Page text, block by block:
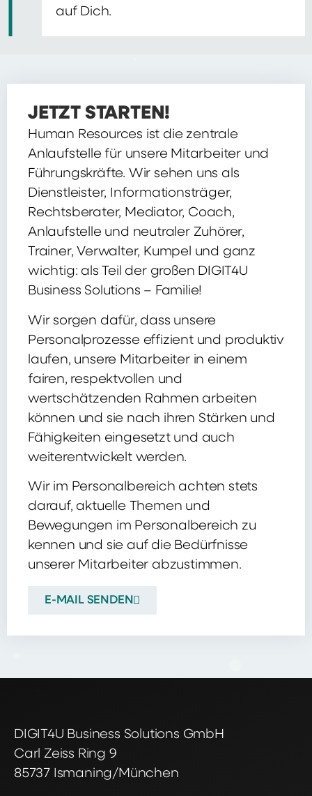
auf Dich.
JETZT STARTEN!
Human Resources ist die zentrale
Anlaufstelle für unsere Mitarbeiter und
Führungskräfte. Wir sehen uns als
Dienstleister, Informationsträger,
Rechtsberater, Mediator, Coach,
Anlaufstelle und neutraler Zuhörer,
Trainer, Verwalter, Kumpel und ganz
wichtig: als Teil der großen DIGIT4U
Business Solutions – Familie!
Wir sorgen dafür, dass unsere
Personalprozesse effizient und produktiv
laufen, unsere Mitarbeiter in einem
fairen, respektvollen und
wertschätzenden Rahmen arbeiten
können und sie nach ihren Stärken und
Fähigkeiten eingesetzt und auch
weiterentwickelt werden.
Wir im Personalbereich achten stets
darauf, aktuelle Themen und
Bewegungen im Personalbereich zu
kennen und sie auf die Bedürfnisse
unserer Mitarbeiter abzustimmen.
E-MAIL SENDEN
DIGIT4U Business Solutions GmbH
Carl Zeiss Ring 9
85737 Ismaning/München